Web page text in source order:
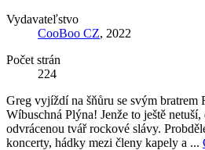
Vydavateľstvo
CooBoo CZ, 2022
Počet strán
224
Greg vyjíždí na šňůru se svým bratrem
Wíbuschná Plýna! Jenže to ještě
odvrácenou tvář rockové slávy.
koncerty, hádky mezi členy kapely a ...